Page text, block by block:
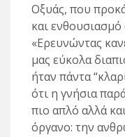
Οξυάς, που
και
«Ερευνώντας
μας εύκολα
ήταν πάντα
ότι η γνήσια
πιο απλό αλλά
όργανο: την